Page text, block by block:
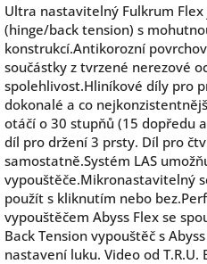
Ultra nastavitelný Fulkrum
(hinge/back tension) s
konstrukcí.Antikorozní
součástky z tvrzené nerezové
spolehlivost.Hliníkové díly pro
dokonalé a co
otáčí o 30 stupňů (15 dopředu
díl pro držení 3 prsty. Díl pro
samostatně.Systém LAS
vypouštěče.Mikronastavitelný
použít s kliknutím nebo
vypouštěčem Abyss Flex se
Back Tension vypouštěč s
nastavení luku. Video od T.R.U.